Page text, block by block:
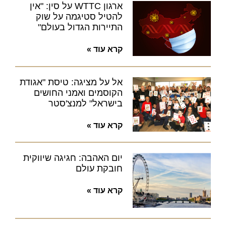
ארגון WTTC על סין: "אין
להטיל סטיגמה על שוק
התיירות הגדול בעולם"
קרא עוד »
אל על מציגה: טיסת "אגודת
הקוסמים ואמני החושים
בישראל" למנצ'סטר
קרא עוד »
יום האהבה: חגיגה שיווקית
חובקת עולם
קרא עוד »